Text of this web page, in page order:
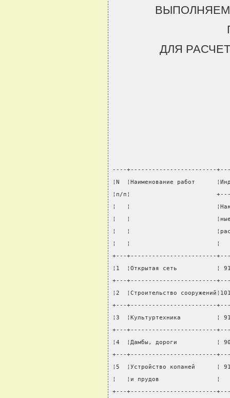
ДЛЯ
----+------------------------
¦N  ¦Наименование работ
¦п/п¦
¦   ¦                        ¦Наклад-
¦   ¦                        ¦ные
¦   ¦
¦   ¦                        ¦
+---+------------------------
¦1  ¦Открытая сеть           ¦
+---+------------------------
¦2  ¦Строительство
+---+------------------------
¦3  ¦Культуртехника          ¦
+---+------------------------
¦4  ¦Дамбы, дороги           ¦
+---+------------------------
¦5  ¦Устройство копаней      ¦
¦   ¦и прудов
+---+------------------------